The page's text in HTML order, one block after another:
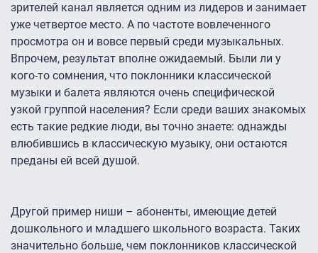
зрителей канал является одним из лидеров и занимает
уже четвертое место. А по частоте вовлеченного
просмотра он и вовсе первый среди музыкальных.
Впрочем, результат вполне ожидаемый. Были ли у
кого-то сомнения, что поклонники классической
музыки и балета являются очень специфической
узкой группой населения? Если среди ваших знакомых
есть такие редкие люди, вы точно знаете: однажды
влюбившись в классическую музыку, они остаются
преданы ей всей душой.
Другой пример ниши – абоненты, имеющие детей
дошкольного и младшего школьного возраста. Таких
значительно больше, чем поклонников классической